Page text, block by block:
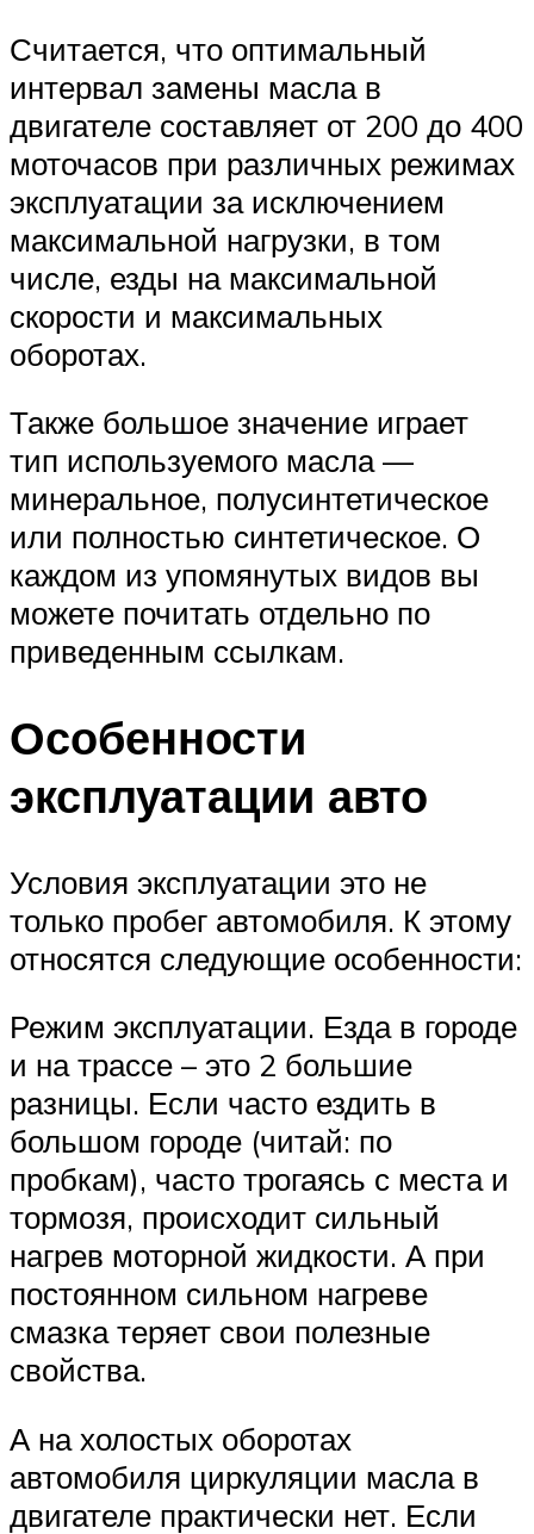
Считается, что оптимальный
интервал замены масла в
двигателе составляет от 200 до 400
моточасов при различных режимах
эксплуатации за исключением
максимальной нагрузки, в том
числе, езды на максимальной
скорости и максимальных
оборотах.
Также большое значение играет
тип используемого масла —
минеральное, полусинтетическое
или полностью синтетическое. О
каждом из упомянутых видов вы
можете почитать отдельно по
приведенным ссылкам.
Особенности
эксплуатации авто
Условия эксплуатации это не
только пробег автомобиля. К этому
относятся следующие особенности:
Режим эксплуатации. Езда в городе
и на трассе – это 2 большие
разницы. Если часто ездить в
большом городе (читай: по
пробкам), часто трогаясь с места и
тормозя, происходит сильный
нагрев моторной жидкости. А при
постоянном сильном нагреве
смазка теряет свои полезные
свойства.
А на холостых оборотах
автомобиля циркуляции масла в
двигателе практически нет. Если